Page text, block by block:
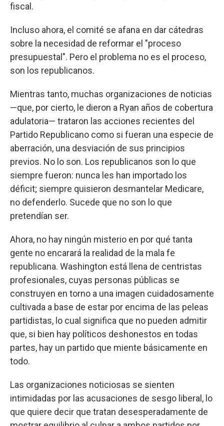
fiscal.
Incluso ahora, el comité se afana en dar cátedras
sobre la necesidad de reformar el "proceso
presupuestal". Pero el problema no es el proceso,
son los republicanos.
Mientras tanto, muchas organizaciones de noticias
—que, por cierto, le dieron a Ryan años de cobertura
adulatoria— trataron las acciones recientes del
Partido Republicano como si fueran una especie de
aberración, una desviación de sus principios
previos. No lo son. Los republicanos son lo que
siempre fueron: nunca les han importado los
déficit; siempre quisieron desmantelar Medicare,
no defenderlo. Sucede que no son lo que
pretendían ser.
Ahora, no hay ningún misterio en por qué tanta
gente no encarará la realidad de la mala fe
republicana. Washington está llena de centristas
profesionales, cuyas personas públicas se
construyen en torno a una imagen cuidadosamente
cultivada a base de estar por encima de las peleas
partidistas, lo cual significa que no pueden admitir
que, si bien hay políticos deshonestos en todas
partes, hay un partido que miente básicamente en
todo.
Las organizaciones noticiosas se sienten
intimidadas por las acusaciones de sesgo liberal, lo
que quiere decir que tratan desesperadamente de